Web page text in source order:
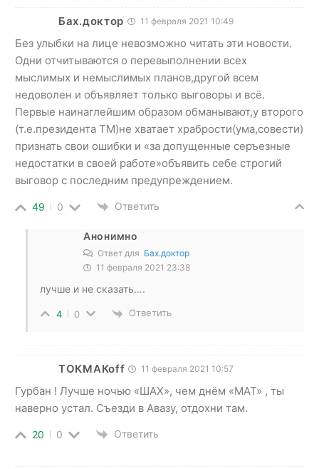
Бах.доктор 11 февраля 2021 10:49
Без улыбки на лице невозможно читать эти новости.
Одни отчитываются о перевыполнении всех
мыслимых и немыслимых планов,другой всем
недоволен и объявляет только выговоры и всё.
Первые наинаглейшим образом обманывают,у второго
(т.е.президента ТМ)не хватает храбрости(ума,совести)
признать свои ошибки и «за допущенные серъезные
недостатки в своей работе»объявить себе строгий
выговор с последним предупреждением.
49 0 Ответить
Анонимно
Ответ для Бах.доктор
11 февраля 2021 23:38
лучше и не сказать….
4 0 Ответить
ТОКМАКоff 11 февраля 2021 10:57
Гурбан ! Лучше ночью «ШАХ», чем днём «МАТ» , ты
наверно устал. Съезди в Авазу, отдохни там.
20 0 Ответить